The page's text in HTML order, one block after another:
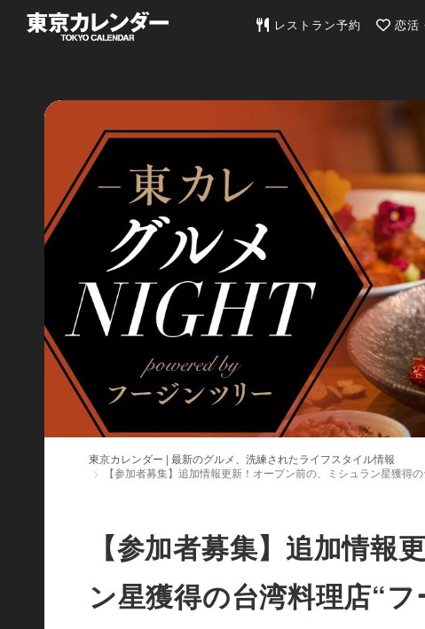
東京カレンダー | 最新のグ
レストラン予約 恋活
東京カレンダー | 最新のグルメ、洗練されたライフスタイル情報
【参加者募集】追加情報更新！オープン前の、ミシュラン星獲得
【参加者募集】追加情報
ン星獲得の台湾料理店“